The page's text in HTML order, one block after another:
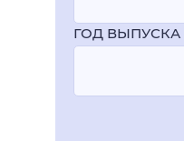
ГОД ВЫПУСКА